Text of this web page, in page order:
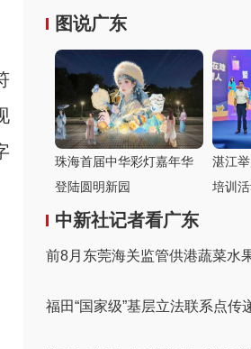
图说广东
珠海首届中华彩灯嘉年华
登陆圆明新园
湛江
培训
中新社记者看广东
前8月东莞海关监管供港蔬菜水
福田“国家级”基层立法联系点传